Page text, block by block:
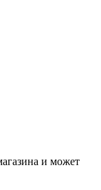
и может